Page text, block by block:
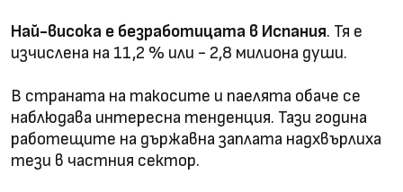
Най-висока е безработицата в Испания. Тя е
изчислена на 11,2 % или - 2,8 милиона души.
В страната на такосите и паелята обаче се
наблюдава интересна тенденция. Тази година
работещите на държавна заплата надхвърлиха
тези в частния сектор.